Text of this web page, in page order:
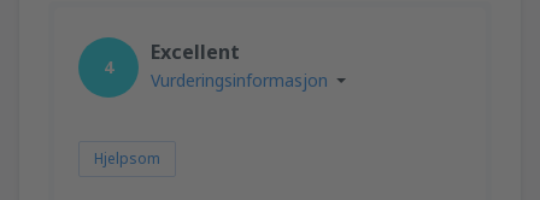
4
Excellent
Vurderingsinformasjon
Hjelpsom